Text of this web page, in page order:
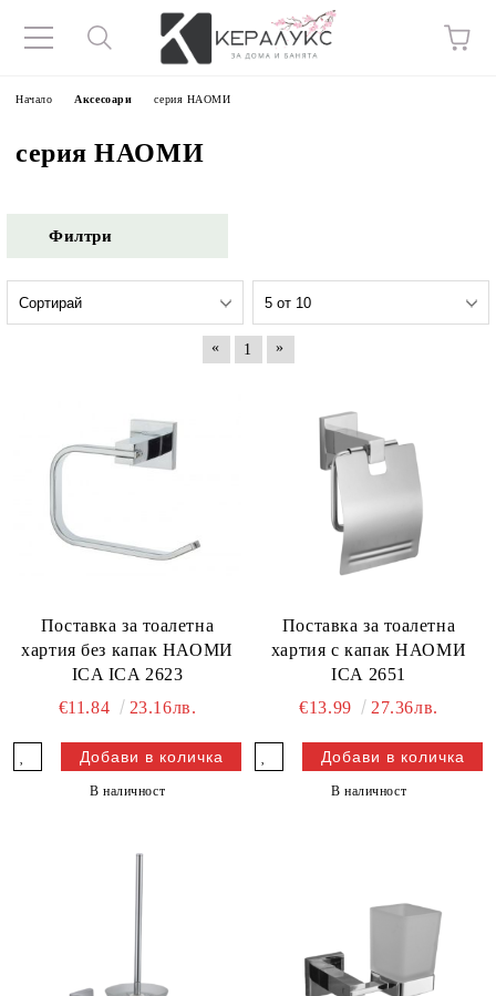
Начало Аксесоари серия НАОМИ
серия НАОМИ
Филтри
« 1 »
Поставка за тоалетна
хартия без капак НАОМИ
ICA ICA 2623
€11.84
23.16лв.
В наличност
Поставка за тоалетна
хартия с капак НАОМИ
ICA 2651
€13.99
27.36лв.
В наличност